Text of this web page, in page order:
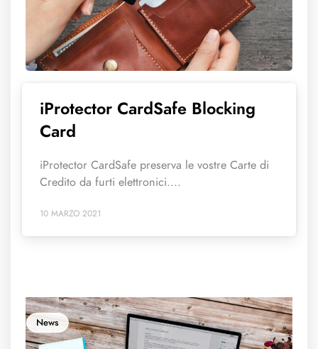
iProtector CardSafe Blocking
Card
iProtector CardSafe preserva le vostre Carte di
Credito da furti elettronici....
10 MARZO 2021
News